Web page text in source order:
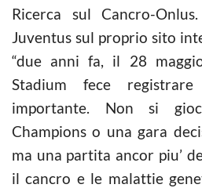
Ricerca sul Cancro-
Juventus sul proprio sito
“due anni fa, il 28
Stadium fece
importante. Non si
Champions o una gara
ma una partita ancor piu’
il cancro e le malattie